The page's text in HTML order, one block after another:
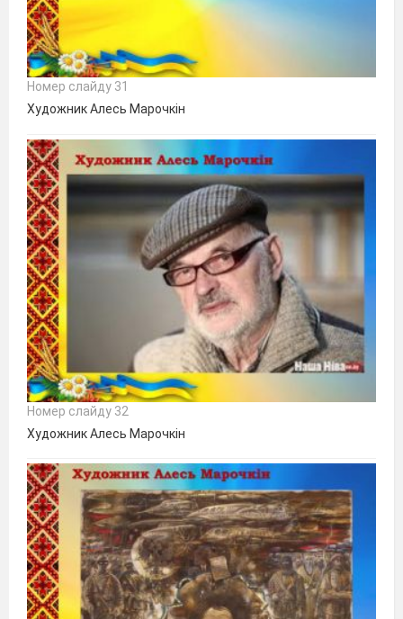
Номер слайду 31
Художник Алесь Марочкін
Номер слайду 32
Художник Алесь Марочкін